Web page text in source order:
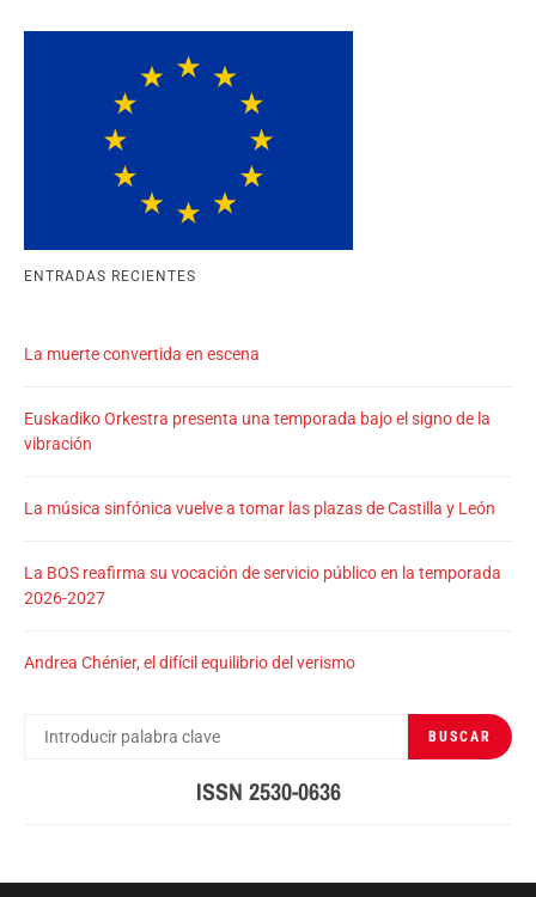
ENTRADAS RECIENTES
La muerte convertida en escena
Euskadiko Orkestra presenta una temporada bajo el signo de la
vibración
La música sinfónica vuelve a tomar las plazas de Castilla y León
La BOS reafirma su vocación de servicio público en la temporada
2026-2027
Andrea Chénier, el difícil equilibrio del verismo
POR:
BUSCAR
ISSN 2530-0636